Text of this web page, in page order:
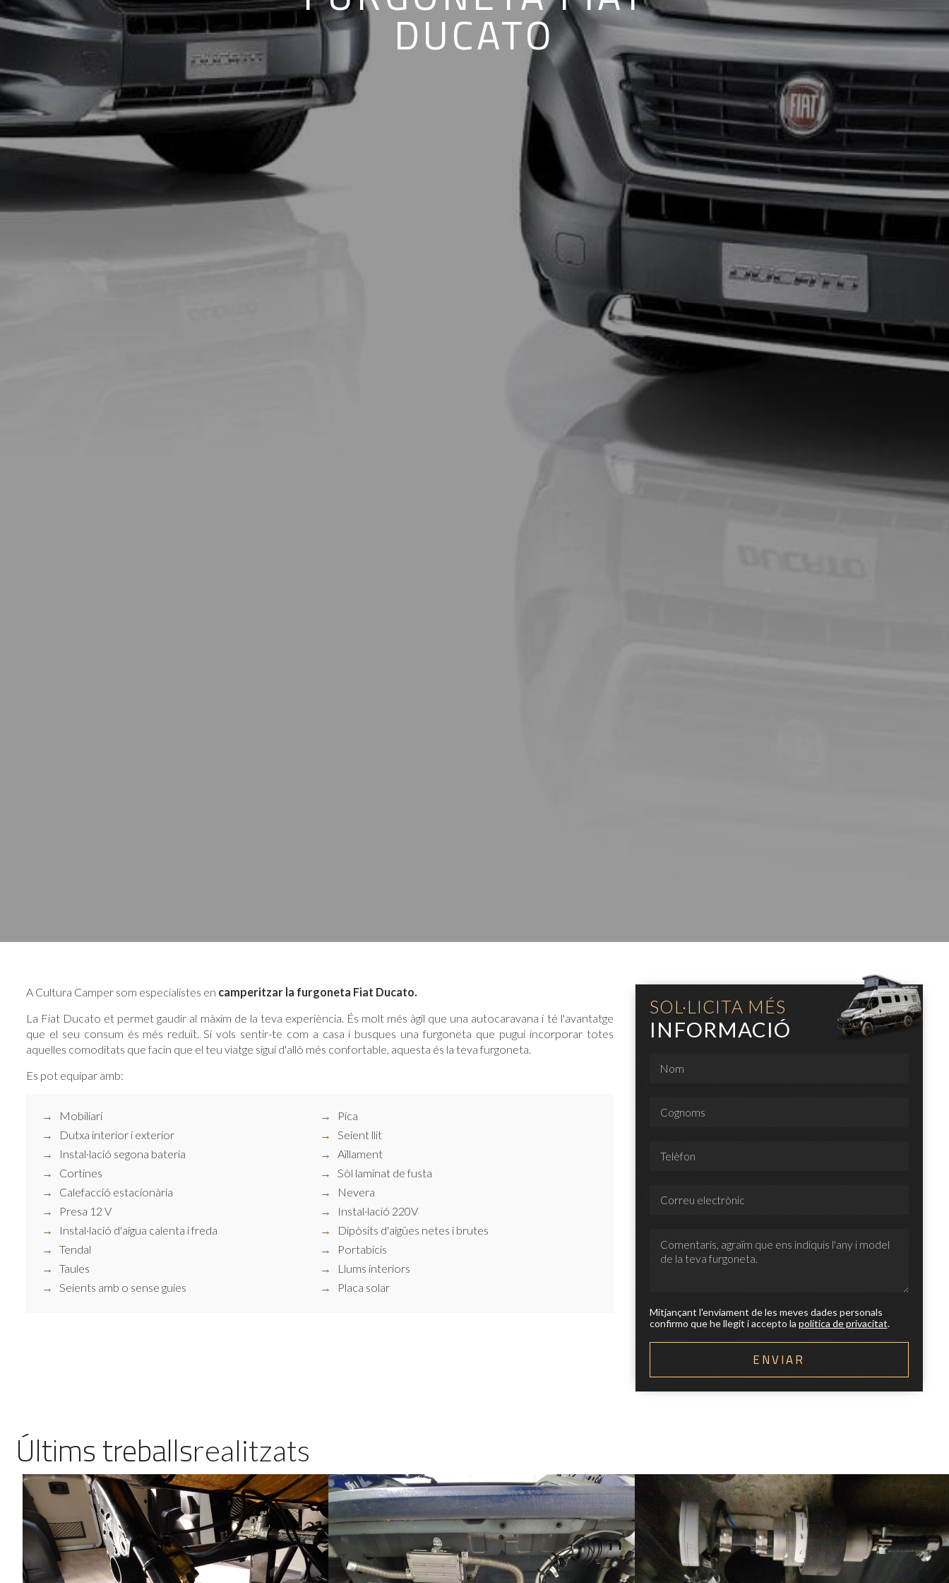
DUCATO
A Cultura Camper som especialistes en camperitzar la furgoneta Fiat Ducato.
La Fiat Ducato et permet gaudir al màxim de la teva experiència. És molt més àgil que una autocaravana i té l'avantatge
que el seu consum és més reduït. Si vols sentir-te com a casa i busques una furgoneta que pugui incorporar totes
aquelles comoditats que facin que el teu viatge sigui d'allò més confortable, aquesta és la teva furgoneta.
Es pot equipar amb:
Mobiliari
Pica
Dutxa interior i exterior
Seient llit
Instal·lació segona bateria
Aïllament
Cortines
Sòl laminat de fusta
Calefacció estacionària
Nevera
Presa 12 V
Instal·lació 220V
Instal·lació d'aigua calenta i freda
Dipòsits d'aigües netes i brutes
Tendal
Portabicis
Taules
Llums interiors
Seients amb o sense guies
Placa solar
SOL·LICITA MÉS
INFORMACIÓ
Mitjançant l'enviament de les meves dades personals
confirmo que he llegit i accepto la política de privacitat.
Últims treballsrealitzats